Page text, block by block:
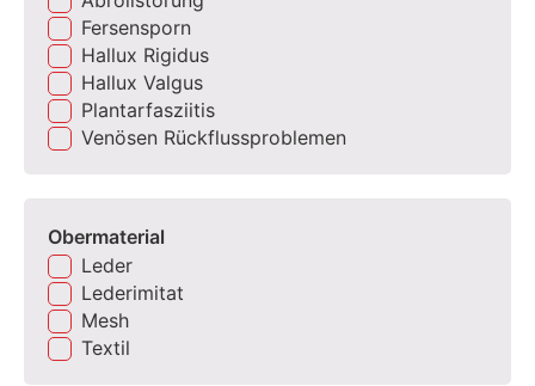
Fersensporn
Hallux Rigidus
Hallux Valgus
Plantarfasziitis
Venösen Rückflussproblemen
Obermaterial
Leder
Lederimitat
Mesh
Textil